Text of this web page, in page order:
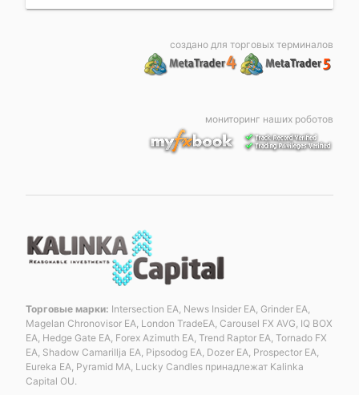
создано для торговых терминалов
мониторинг наших роботов
Торговые марки: Intersection EA, News Insider EA, Grinder EA,
Magelan Chronovisor EA, London TradeEA, Carousel FX AVG, IQ BOX
EA, Hedge Gate EA, Forex Azimuth EA, Trend Raptor EA, Tornado FX
EA, Shadow Camarillja EA, Pipsodog EA, Dozer EA, Prospector EA,
Eureka EA, Pyramid MA, Lucky Candles принадлежат Kalinka
Capital OU.